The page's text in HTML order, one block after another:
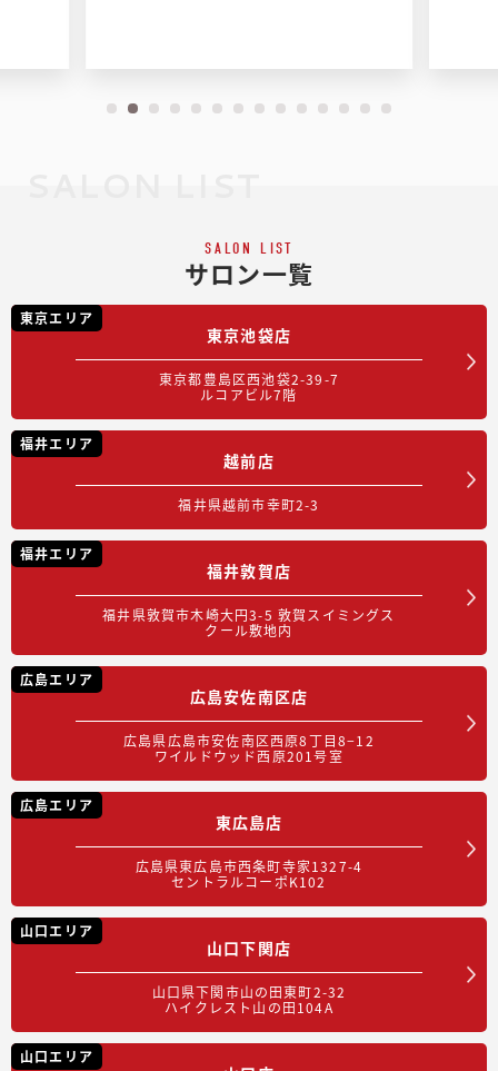
SALON LIST
サロン一覧
東京エリア
東京池袋店
東京都豊島区西池袋2-39-7
ルコアビル7階
福井エリア
越前店
福井県越前市幸町2-3
福井エリア
福井敦賀店
福井県敦賀市木崎大円3-5 敦賀スイミングス
クール敷地内
広島エリア
広島安佐南区店
広島県広島市安佐南区西原8丁目8−12
ワイルドウッド西原201号室
広島エリア
東広島店
広島県東広島市西条町寺家1327-4
セントラルコーポK102
山口エリア
山口下関店
山口県下関市山の田東町2-32
ハイクレスト山の田104A
山口エリア